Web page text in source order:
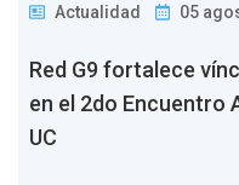
Actualidad 05
Red G9 fortalece
en el 2do Encuentro
UC